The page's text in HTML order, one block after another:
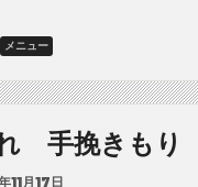
メニュー
手挽きもり
11月17日